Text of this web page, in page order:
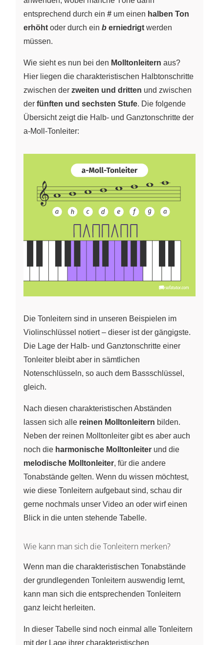
entsprechend durch ein # um einen halben Ton
erhöht oder durch ein b erniedrigt werden
müssen.
Wie sieht es nun bei den Molltonleitern aus?
Hier liegen die charakteristischen Halbtonschritte
zwischen der zweiten und dritten und zwischen
der fünften und sechsten Stufe. Die folgende
Übersicht zeigt die Halb- und Ganztonschritte der
a-Moll-Tonleiter:
Die Tonleitern sind in unseren Beispielen im
Violinschlüssel notiert – dieser ist der gängigste.
Die Lage der Halb- und Ganztonschritte einer
Tonleiter bleibt aber in sämtlichen
Notenschlüsseln, so auch dem Bassschlüssel,
gleich.
Nach diesen charakteristischen Abständen
lassen sich alle reinen Molltonleitern bilden.
Neben der reinen Molltonleiter gibt es aber auch
noch die harmonische Molltonleiter und die
melodische Molltonleiter, für die andere
Tonabstände gelten. Wenn du wissen möchtest,
wie diese Tonleitern aufgebaut sind, schau dir
gerne nochmals unser Video an oder wirf einen
Blick in die unten stehende Tabelle.
Wie kann man sich die Tonleitern merken?
Wenn man die charakteristischen Tonabstände
der grundlegenden Tonleitern auswendig lernt,
kann man sich die entsprechenden Tonleitern
ganz leicht herleiten.
In dieser Tabelle sind noch einmal alle Tonleitern
mit der Lage ihrer charakteristischen